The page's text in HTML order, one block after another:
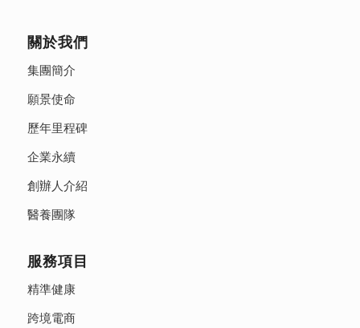
關於我們
集團簡介
願景使命
歷年里程碑
企業永續
創辦人介紹
醫養團隊
服務項目
精準健康
跨境電商